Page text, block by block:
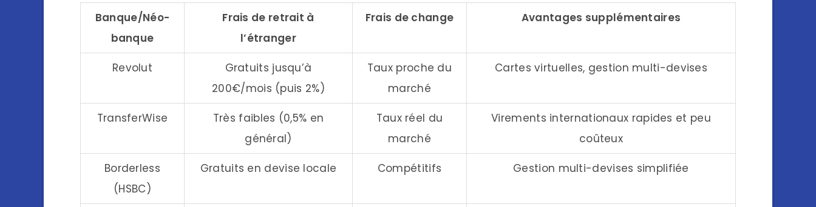
Banque/Néo-
banque
Frais de retrait à
l’étranger
Frais de change Avantages supplémentaires
Revolut
Gratuits jusqu’à
200€/mois (puis 2%)
Taux proche du
marché
Cartes virtuelles, gestion multi-devises
TransferWise
Très faibles (0,5% en
général)
Taux réel du
marché
Virements internationaux rapides et peu
coûteux
Borderless
(HSBC)
Gratuits en devise locale Compétitifs Gestion multi-devises simplifiée